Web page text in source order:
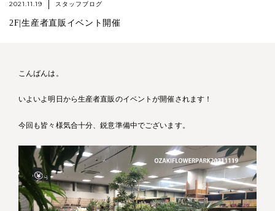
2021.11.19 スタッフブログ
2F|生産者直販イベント開催
こんばんは。
いよいよ明日から生産者直販のイベントが開催されます！
今回も皆々様気合十分、鋭意準備中でございます。